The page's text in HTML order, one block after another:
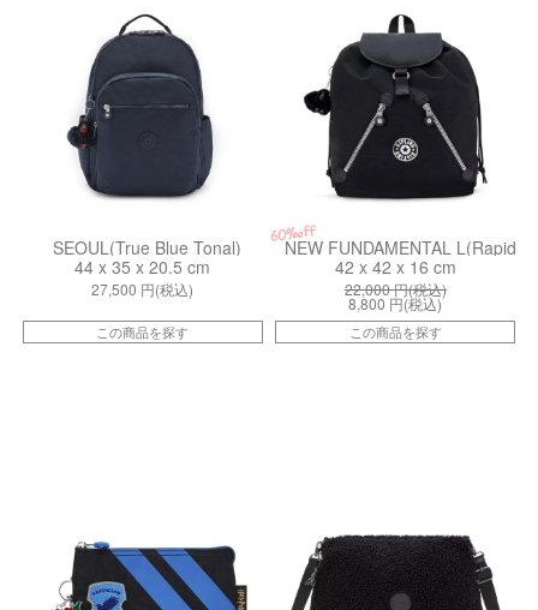
SEOUL(True Blue Tonal)
44 x 35 x 20.5 cm
27,500 円(税込)
この商品を探す
60%off
NEW FUNDAMENTAL L(Rapid
42 x 42 x 16 cm
22,000円(税込)
8,800 円(税込)
この商品を探す